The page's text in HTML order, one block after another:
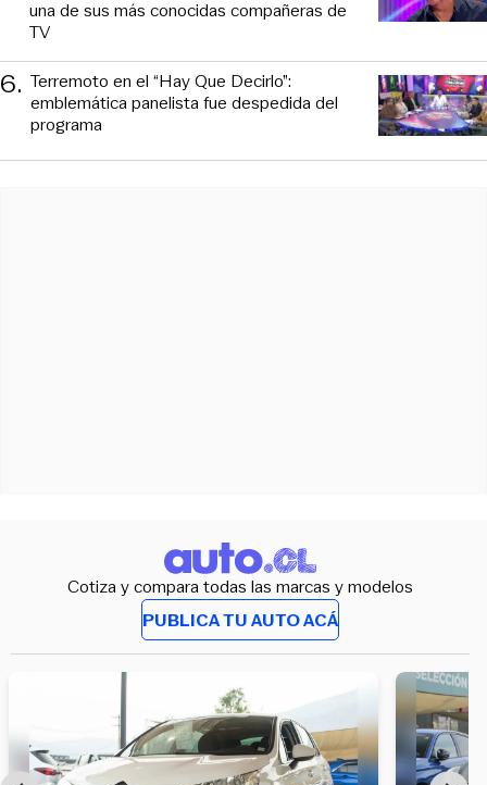
una de sus más conocidas compañeras de
TV
6. Terremoto en el “Hay Que Decirlo”:
emblemática panelista fue despedida del
programa
Cotiza y compara todas las marcas y modelos
PUBLICA TU AUTO ACÁ